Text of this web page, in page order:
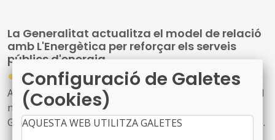
La Generalitat actualitza el model de relació
amb L'Energètica per reforçar els serveis
públics d'energia
●
30/07/2026
Acord GOV/198/2026, de 28 de juliol, pel qual s'aprova el
nou model de relació entre l'Administració de la
Generalitat i el seu sector públic i Energies Renovables
Configuració de Galetes
(Cookies)
AQUESTA WEB UTILITZA GALETES